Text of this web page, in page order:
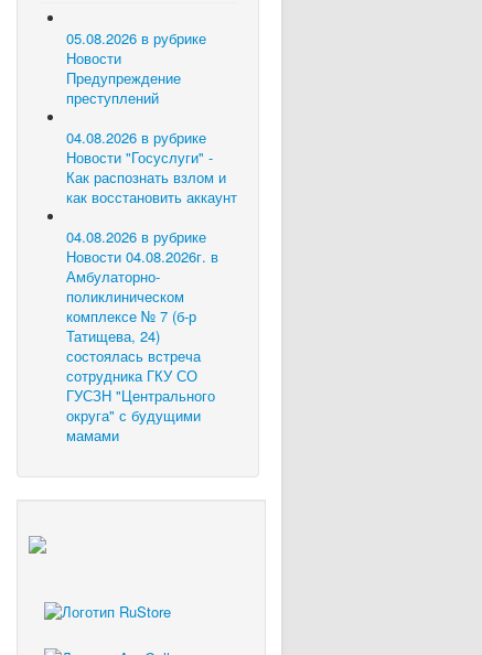
05.08.2026 в рубрике
Новости
Предупреждение
преступлений
04.08.2026 в рубрике
Новости "Госуслуги" -
Как распознать взлом и
как восстановить аккаунт
04.08.2026 в рубрике
Новости 04.08.2026г. в
Амбулаторно-
поликлиническом
комплексе № 7 (б-р
Татищева, 24)
состоялась встреча
сотрудника ГКУ СО
ГУСЗН "Центрального
округа" с будущими
мамами